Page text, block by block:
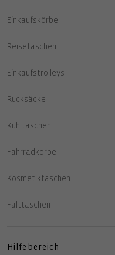
Einkaufskörbe
Reisetaschen
Einkaufstrolleys
Rucksäcke
Kühltaschen
Fahrradkörbe
Kosmetiktaschen
Falttaschen
Hilfebereich